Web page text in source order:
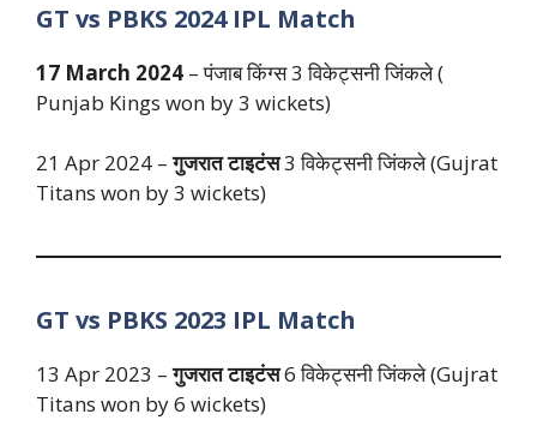
GT vs PBKS 2024 IPL Match
17 March 2024 – पंजाब किंग्स 3 विकेट्सनी जिंकले (
Punjab Kings won by 3 wickets)
21 Apr 2024 –गुजरात टाइटंस3 विकेट्सनी जिंकले (Gujrat
Titans won by 3 wickets)
GT vs PBKS 2023 IPL Match
13 Apr 2023 –गुजरात टाइटंस6 विकेट्सनी जिंकले (Gujrat
Titans won by 6 wickets)